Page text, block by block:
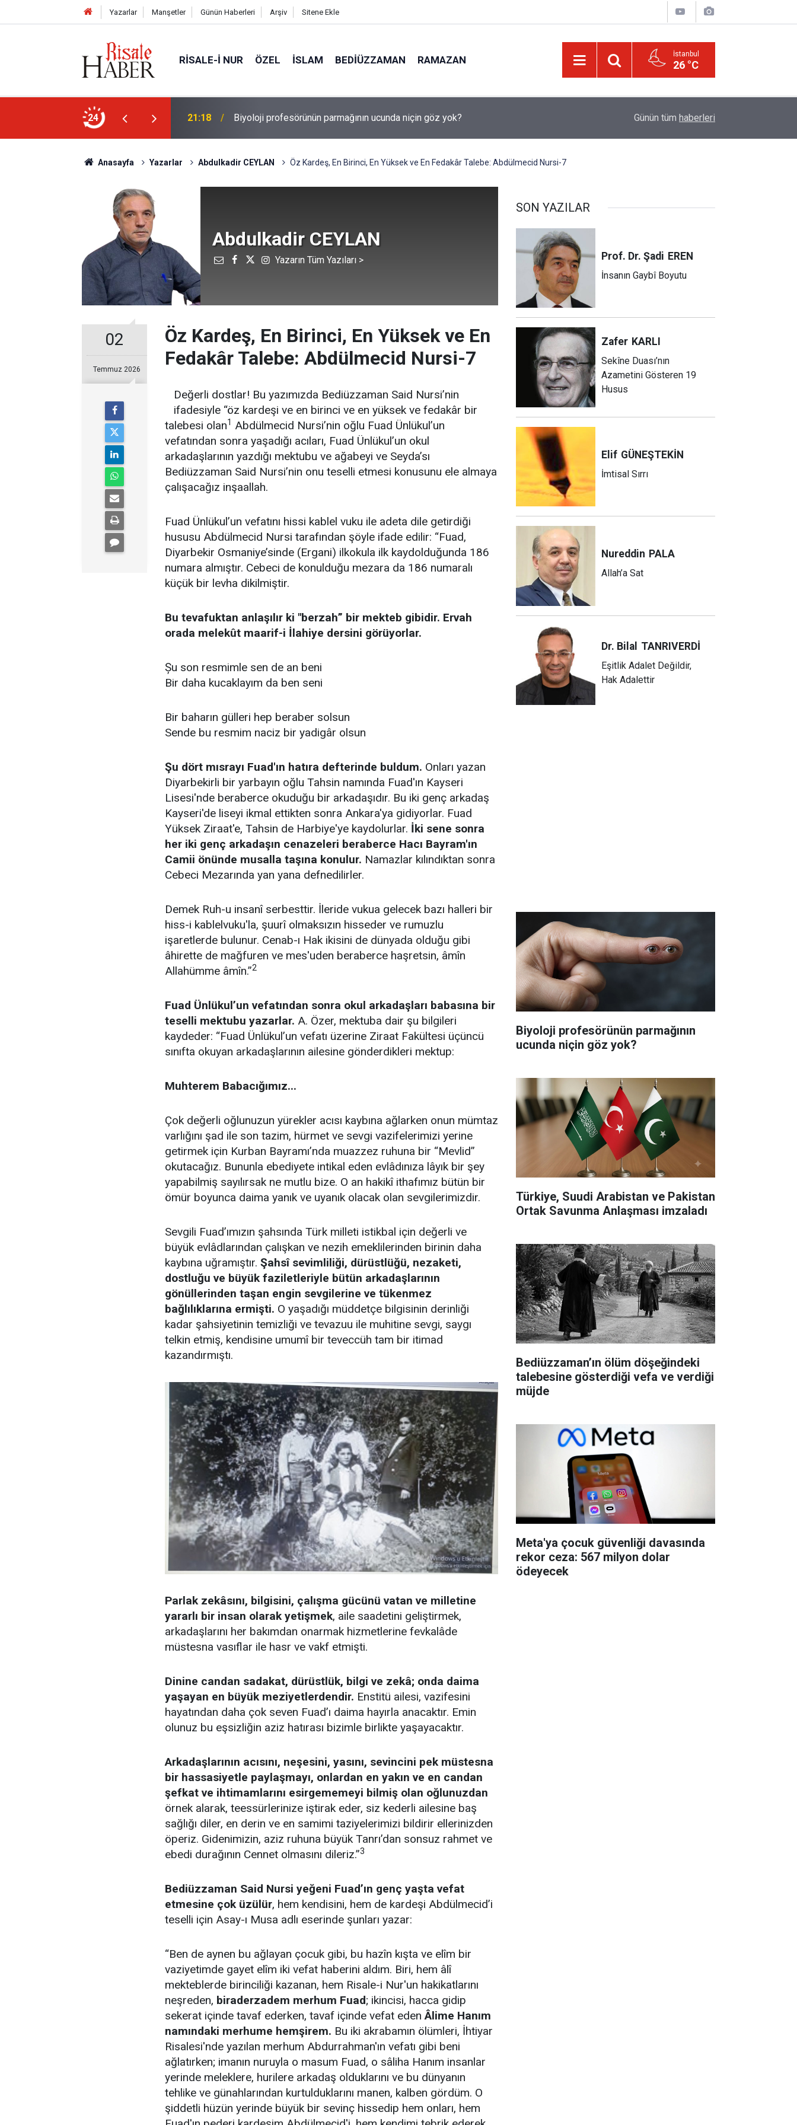
Yazarlar Manşetler Günün Haberleri Arşiv Sitene Ekle
RISALE-I NUR ÖZEL İSLAM BEDIÜZZAMAN RAMAZAN İstanbul
26 °C
24
ucunda niçin göz yok? 20:11 Türkiye, Suudi Arabistan ve Pakistan Ortak Savunma Anlaşması imzaladı Günün tüm haberleri
Anasayfa Yazarlar Abdulkadir CEYLAN Öz Kardeş, En Birinci, En Yüksek ve En Fedakâr Talebe: Abdülmecid Nursi-7
Abdulkadir CEYLAN
Yazarın Tüm Yazıları >
02
Temmuz 2026
Öz Kardeş, En Birinci, En Yüksek ve En
Fedakâr Talebe: Abdülmecid Nursi-7
Değerli dostlar! Bu yazımızda Bediüzzaman Said Nursi’nin
ifadesiyle “öz kardeşi ve en birinci ve en yüksek ve fedakâr bir
talebesi olan1 Abdülmecid Nursi’nin oğlu Fuad Ünlükul’un
vefatından sonra yaşadığı acıları, Fuad Ünlükul’un okul
arkadaşlarının yazdığı mektubu ve ağabeyi ve Seyda’sı
Bediüzzaman Said Nursi’nin onu teselli etmesi konusunu ele almaya
çalışacağız inşaallah.
Fuad Ünlükul’un vefatını hissi kablel vuku ile adeta dile getirdiği
hususu Abdülmecid Nursi tarafından şöyle ifade edilir: “Fuad,
Diyarbekir Osmaniye’sinde (Ergani) ilkokula ilk kaydolduğunda 186
numara almıştır. Cebeci de konulduğu mezara da 186 numaralı
küçük bir levha dikilmiştir.
Bu tevafuktan anlaşılır ki "berzah” bir mekteb gibidir. Ervah
orada melekût maarif-i İlahiye dersini görüyorlar.
Șu son resmimle sen de an beni
Bir daha kucaklayım da ben seni
Bir baharın gülleri hep beraber solsun
Sende bu resmim naciz bir yadigâr olsun
Şu dört mısrayı Fuad'ın hatıra defterinde buldum. Onları yazan
Diyarbekirli bir yarbayın oğlu Tahsin namında Fuad'ın Kayseri
Lisesi'nde beraberce okuduğu bir arkadaşıdır. Bu iki genç arkadaş
Kayseri'de liseyi ikmal ettikten sonra Ankara'ya gidiyorlar. Fuad
Yüksek Ziraat'e, Tahsin de Harbiye'ye kaydolurlar. İki sene sonra
her iki genç arkadaşın cenazeleri beraberce Hacı Bayram'ın
Camii önünde musalla taşına konulur. Namazlar kılındıktan sonra
Cebeci Mezarında yan yana defnedilirler.
Demek Ruh-u insanî serbesttir. İleride vukua gelecek bazı halleri bir
hiss-i kablelvuku'la, şuurî olmaksızın hisseder ve rumuzlu
işaretlerde bulunur. Cenab-ı Hak ikisini de dünyada olduğu gibi
âhirette de mağfuren ve mes'uden beraberce haşretsin, âmîn
Allahümme âmîn.”2
Fuad Ünlükul’un vefatından sonra okul arkadaşları babasına bir
teselli mektubu yazarlar. A. Özer, mektuba dair şu bilgileri
kaydeder: “Fuad Ünlükul’un vefatı üzerine Ziraat Fakültesi üçüncü
sınıfta okuyan arkadaşlarının ailesine gönderdikleri mektup:
Muhterem Babacığımız...
Çok değerli oğlunuzun yürekler acısı kaybına ağlarken onun mümtaz
varlığını şad ile son tazim, hürmet ve sevgi vazifelerimizi yerine
getirmek için Kurban Bayramı’nda muazzez ruhuna bir “Mevlid”
okutacağız. Bununla ebediyete intikal eden evlâdınıza lâyık bir şey
yapabilmiş sayılırsak ne mutlu bize. O an hakikî ithafımız bütün bir
ömür boyunca daima yanık ve uyanık olacak olan sevgilerimizdir.
Sevgili Fuad’ımızın şahsında Türk milleti istikbal için değerli ve
büyük evlâdlarından çalışkan ve nezih emeklilerinden birinin daha
kaybına uğramıştır. Şahsî sevimliliği, dürüstlüğü, nezaketi,
dostluğu ve büyük faziletleriyle bütün arkadaşlarının
gönüllerinden taşan engin sevgilerine ve tükenmez
bağlılıklarına ermişti. O yaşadığı müddetçe bilgisinin derinliği
kadar şahsiyetinin temizliği ve tevazuu ile muhitine sevgi, saygı
telkin etmiş, kendisine umumî bir teveccüh tam bir itimad
kazandırmıştı.
Parlak zekâsını, bilgisini, çalışma gücünü vatan ve milletine
yararlı bir insan olarak yetişmek, aile saadetini geliştirmek,
arkadaşlarını her bakımdan onarmak hizmetlerine fevkalâde
müstesna vasıflar ile hasr ve vakf etmişti.
Dinine candan sadakat, dürüstlük, bilgi ve zekâ; onda daima
yaşayan en büyük meziyetlerdendir. Enstitü ailesi, vazifesini
hayatından daha çok seven Fuad’ı daima hayırla anacaktır. Emin
olunuz bu eşsizliğin aziz hatırası bizimle birlikte yaşayacaktır.
Arkadaşlarının acısını, neşesini, yasını, sevincini pek müstesna
bir hassasiyetle paylaşmayı, onlardan en yakın ve en candan
şefkat ve ihtimamlarını esirgememeyi bilmiş olan oğlunuzdan
örnek alarak, teessürlerinize iştirak eder, siz kederli ailesine baş
sağlığı diler, en derin ve en samimi taziyelerimizi bildirir ellerinizden
öperiz. Gidenimizin, aziz ruhuna büyük Tanrı’dan sonsuz rahmet ve
ebedi durağının Cennet olmasını dileriz.”3
Bediüzzaman Said Nursi yeğeni Fuad’ın genç yaşta vefat
etmesine çok üzülür, hem kendisini, hem de kardeşi Abdülmecid’i
teselli için Asay-ı Musa adlı eserinde şunları yazar:
“Ben de aynen bu ağlayan çocuk gibi, bu hazîn kışta ve elîm bir
vaziyetimde gayet elîm iki vefat haberini aldım. Biri, hem âlî
mekteblerde birinciliği kazanan, hem Risale-i Nur'un hakikatlarını
neşreden, biraderzadem merhum Fuad; ikincisi, hacca gidip
sekerat içinde tavaf ederken, tavaf içinde vefat edenÂlime Hanım
namındaki merhume hemşirem. Bu iki akrabamın ölümleri, İhtiyar
Risalesi'nde yazılan merhum Abdurrahman'ın vefatı gibi beni
ağlatırken; imanın nuruyla o masum Fuad, o sâliha Hanım insanlar
yerinde meleklere, hurilere arkadaş olduklarını ve bu dünyanın
tehlike ve günahlarından kurtulduklarını manen, kalben gördüm. O
şiddetli hüzün yerinde büyük bir sevinç hissedip hem onları, hem
SON YAZILAR
Prof. Dr. Şadi EREN
İnsanın Gaybî Boyutu
Zafer KARLI
Sekîne Duası’nın
Azametini Gösteren 19
Husus
Elif GÜNEŞTEKİN
İmtisal Sırrı
Nureddin PALA
Allah’a Sat
Dr. Bilal TANRIVERDİ
Eşitlik Adalet Değildir,
Hak Adalettir
Biyoloji profesörünün parmağının
ucunda niçin göz yok?
Türkiye, Suudi Arabistan ve Pakistan
Ortak Savunma Anlaşması imzaladı
Bediüzzaman’ın ölüm döşeğindeki
talebesine gösterdiği vefa ve verdiği
müjde
Meta'ya çocuk güvenliği davasında
rekor ceza: 567 milyon dolar
ödeyecek